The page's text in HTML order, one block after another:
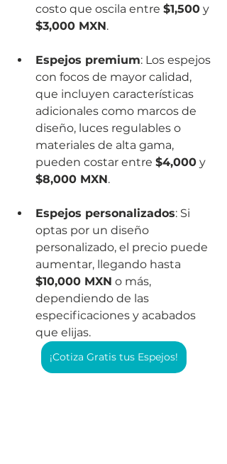
costo que oscila entre $1,500 y
$3,000 MXN.
Espejos premium: Los espejos
con focos de mayor calidad,
que incluyen características
adicionales como marcos de
diseño, luces regulables o
materiales de alta gama,
pueden costar entre $4,000 y
$8,000 MXN.
Espejos personalizados: Si
optas por un diseño
personalizado, el precio puede
aumentar, llegando hasta
$10,000 MXN o más,
dependiendo de las
especificaciones y acabados
que elijas.
¡Cotiza Gratis tus Espejos!